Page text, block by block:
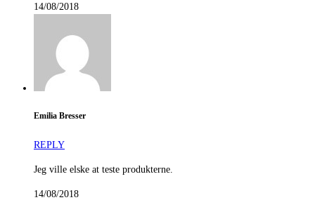
14/08/2018
Emilia Bresser
REPLY
Jeg ville elske at teste produkterne.
14/08/2018